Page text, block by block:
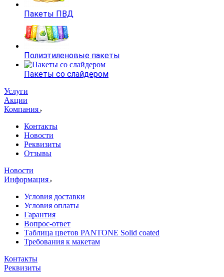
Пакеты ПВД
Полиэтиленовые пакеты
Пакеты со слайдером
Услуги
Акции
Компания
Контакты
Новости
Реквизиты
Отзывы
Новости
Информация
Условия доставки
Условия оплаты
Гарантия
Вопрос-ответ
Таблица цветов PANTONE Solid coated
Требования к макетам
Контакты
Реквизиты